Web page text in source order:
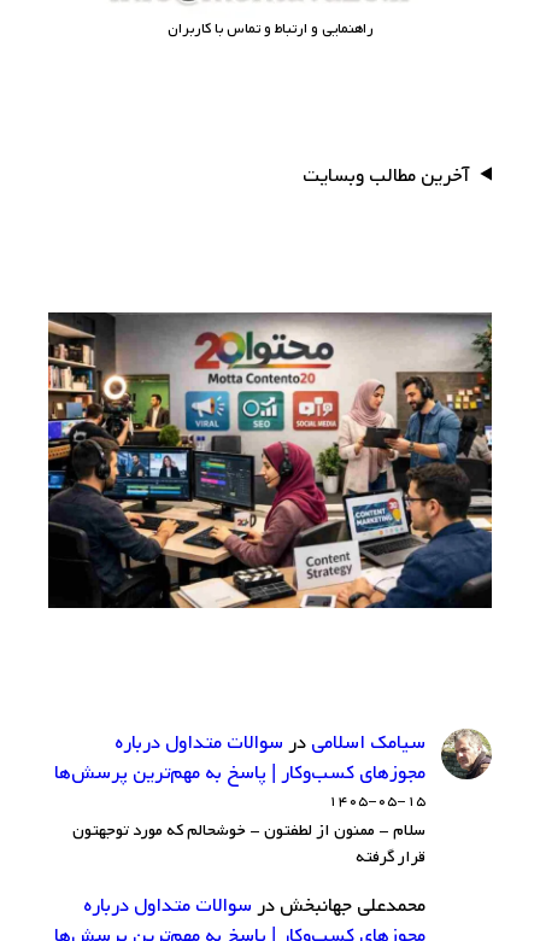
راهنمایی و ارتباط و تماس با کاربران
آخرین مطالب وبسایت
سيامك اسلاميدرسوالات متداول درباره
مجوزهای کسب‌وکار | پاسخ به مهم‌ترین پرسش‌ها
۱۴۰۵-۰۵-۱۵
سلام - ممنون از لطفتون - خوشحالم که مورد توجهتون
قرار گرفته
محمدعلی جهانبخشدرسوالات متداول درباره